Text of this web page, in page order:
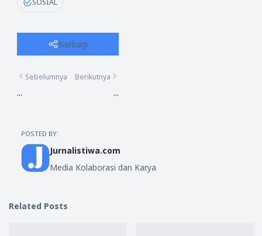
SOSIAL
Berbagi
Sebelumnya
...
Berikutnya
...
POSTED BY:
Jurnalistiwa.com
Media Kolaborasi dan Karya
Related Posts